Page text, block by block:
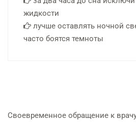
жидкости
лучше оставлять ночной
часто боятся темноты
Своевременное обращение к